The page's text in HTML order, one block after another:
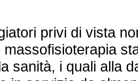
privi di vista
massofisioterapia
sanità, i quali alla